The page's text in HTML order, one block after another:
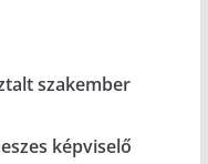
szakember
képviselő